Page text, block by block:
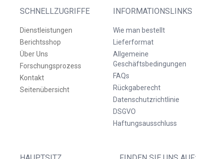
SCHNELLZUGRIFFE
Dienstleistungen
Berichtsshop
Über Uns
Forschungsprozess
Kontakt
Seitenübersicht
INFORMATIONSLINKS
Wie man bestellt
Lieferformat
Allgemeine
Geschäftsbedingungen
FAQs
Rückgaberecht
Datenschutzrichtlinie
DSGVO
Haftungsausschluss